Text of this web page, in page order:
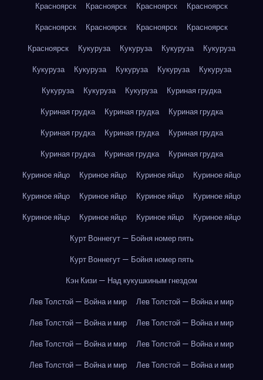
Красноярск
Красноярск Красноярск
Красноярск
Красноярск
Красноярск Красноярск
Красноярск
Красноярск
Кукуруза Кукуруза Кукуруза
Кукуруза
Кукуруза
Кукуруза Кукуруза Кукуруза
Кукуруза
Кукуруза
Кукуруза Кукуруза
Куриная грудка
Куриная грудка
Куриная грудка
Куриная грудка
Куриная грудка
Куриная грудка
Куриная грудка
Куриная грудка
Куриная грудка
Куриная грудка
Куриное яйцо
Куриное яйцо Куриное яйцо
Куриное яйцо
Куриное яйцо
Куриное яйцо Куриное яйцо
Куриное яйцо
Куриное яйцо
Куриное яйцо Куриное яйцо
Куриное яйцо
Курт Воннегут — Бойня номер пять
Курт Воннегут — Бойня номер пять
Кэн Кизи — Над кукушкиным гнездом
Лев Толстой — Война и мир
Лев Толстой — Война и мир
Лев Толстой — Война и мир
Лев Толстой — Война и мир
Лев Толстой — Война и мир
Лев Толстой — Война и мир
Лев Толстой — Война и мир
Лев Толстой — Война и мир